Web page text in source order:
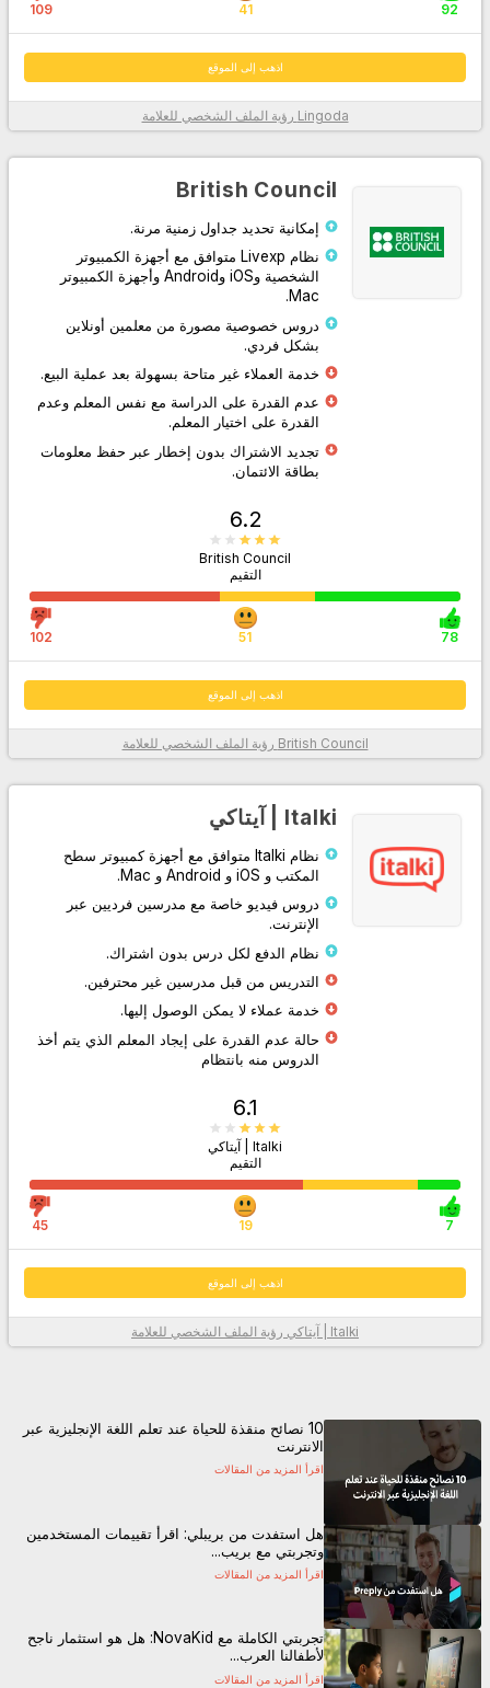
92
41
109
اذهب إلى الموقع
اذهب إلى الموقع
Lingoda رؤية الملف الشخصي للعلامة
British Council
إمكانية تحديد جداول زمنية مرنة.
نظام Livexp متوافق مع أجهزة الكمبيوتر
الشخصية وiOS وAndroid وأجهزة الكمبيوتر
Mac.
دروس خصوصية مصورة من معلمين أونلاين
بشكل فردي.
خدمة العملاء غير متاحة بسهولة بعد عملية البيع.
عدم القدرة على الدراسة مع نفس المعلم وعدم
القدرة على اختيار المعلم.
تجديد الاشتراك بدون إخطار عبر حفظ معلومات
بطاقة الائتمان.
6.2
British Council
التقيم
78
51
102
اذهب إلى الموقع
British Council رؤية الملف الشخصي للعلامة
Italki | آيتاكي
نظام Italki متوافق مع أجهزة كمبيوتر سطح
المكتب و iOS و Android و Mac.
دروس فيديو خاصة مع مدرسين فرديين عبر
الإنترنت.
نظام الدفع لكل درس بدون اشتراك.
التدريس من قبل مدرسين غير محترفين.
خدمة عملاء لا يمكن الوصول إليها.
حالة عدم القدرة على إيجاد المعلم الذي يتم أخذ
الدروس منه بانتظام
6.1
Italki | آيتاكي
التقيم
7
19
45
اذهب إلى الموقع
اذهب إلى الموقع
Italki | آيتاكي رؤية الملف الشخصي للعلامة
10 نصائح منقذة للحياة عند تعلم اللغة الإنجليزية عبر
الانترنت
اقرأ المزيد من المقالات
هل استفدت من بريبلي: اقرأ تقييمات المستخدمين
وتجربتي مع بريب...
اقرأ المزيد من المقالات
تجربتي الكاملة مع NovaKid: هل هو استثمار ناجح
لأطفالنا العرب...
اقرأ المزيد من المقالات